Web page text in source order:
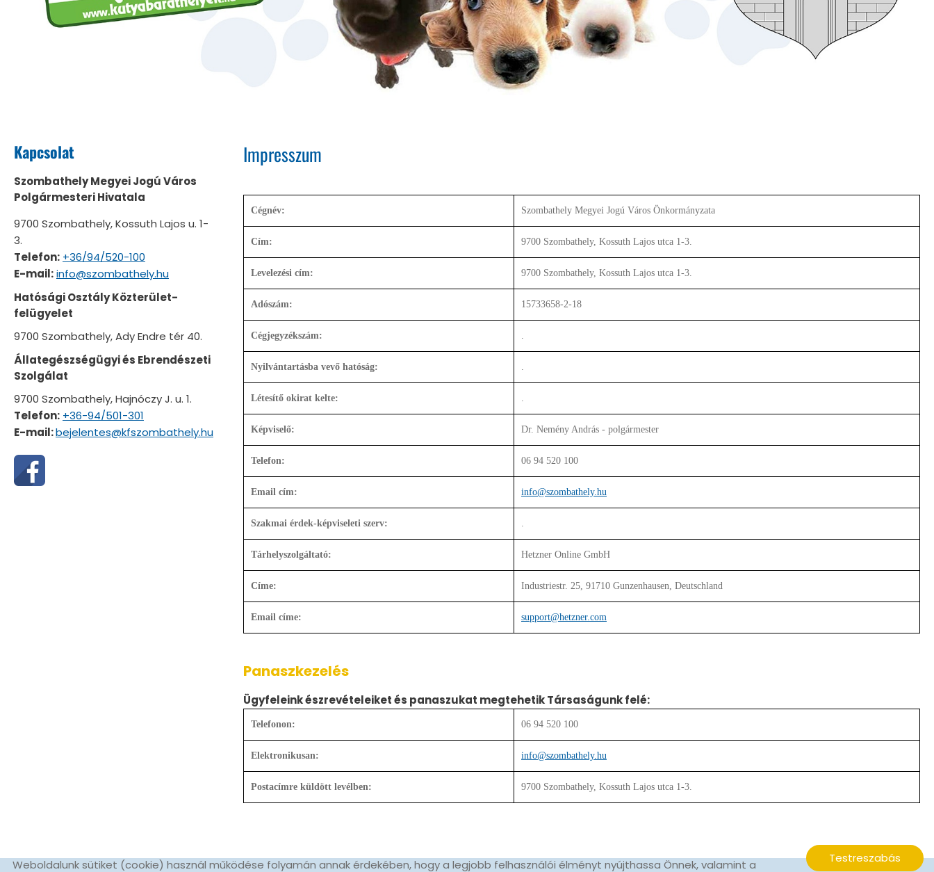
Kapcsolat
Szombathely Megyei Jogú Város
Polgármesteri Hivatala
9700 Szombathely, Kossuth Lajos u. 1-
3.
Telefon: +36/94/520-100
E-mail:info@szombathely.hu
Hatósági Osztály Közterület-
felügyelet
9700 Szombathely, Ady Endre tér 40.
Állategészségügyi és Ebrendészeti
Szolgálat
9700 Szombathely, Hajnóczy J. u. 1.
Telefon: +36-94/501-301
E-mail:bejelentes@kfszombathely.hu
Impresszum
Cégnév: Szombathely Megyei Jogú Város Önkormányzata
Cím: 9700 Szombathely, Kossuth Lajos utca 1-3.
Levelezési cím: 9700 Szombathely, Kossuth Lajos utca 1-3.
Adószám: 15733658-2-18
Cégjegyzékszám: .
Nyilvántartásba vevő hatóság: .
Létesítő okirat kelte: .
Képviselő: Dr. Nemény András - polgármester
Telefon: 06 94 520 100
Email cím: info@szombathely.hu
Szakmai érdek-képviseleti szerv: .
Tárhelyszolgáltató: Hetzner Online GmbH
Címe: Industriestr. 25, 91710 Gunzenhausen, Deutschland
Email címe: support@hetzner.com
Panaszkezelés
Ügyfeleink észrevételeiket és panaszukat megtehetik Társaságunk felé:
Telefonon: 06 94 520 100
Elektronikusan: info@szombathely.hu
Postacímre küldött levélben: 9700 Szombathely, Kossuth Lajos utca 1-3.
Testreszabás
Weboldalunk sütiket (cookie) használ működése folyamán annak érdekében, hogy a legjobb felhasználói élményt nyújthassa Önnek, valamint a